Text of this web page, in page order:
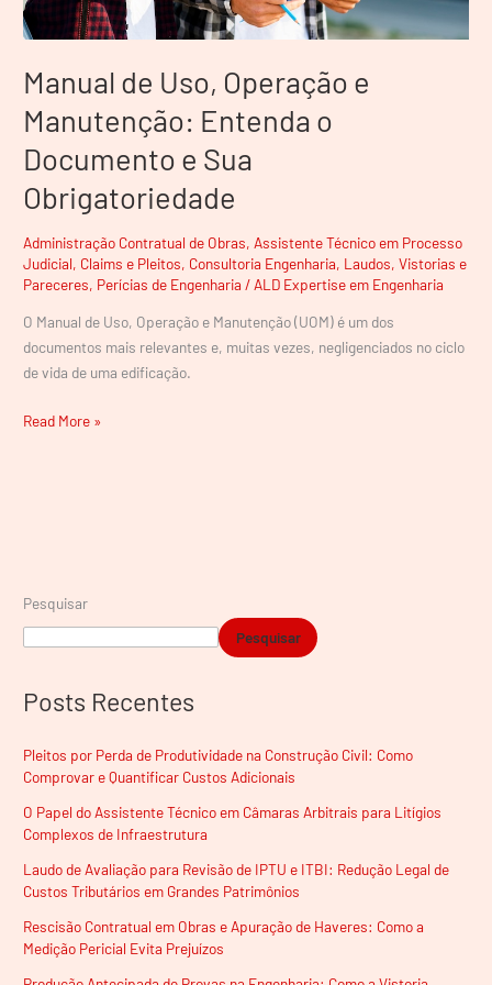
Manual de Uso, Operação e
Manutenção: Entenda o
Documento e Sua
Obrigatoriedade
Administração Contratual de Obras, Assistente Técnico em Processo
Judicial, Claims e Pleitos, Consultoria Engenharia, Laudos, Vistorias e
Pareceres, Perícias de Engenharia / ALD Expertise em Engenharia
O Manual de Uso, Operação e Manutenção (UOM) é um dos
documentos mais relevantes e, muitas vezes, negligenciados no ciclo
de vida de uma edificação.
Sua
Obrigatoriedade
Read More »
Pesquisar
Pesquisar
Posts Recentes
Pleitos por Perda de Produtividade na Construção Civil: Como
Comprovar e Quantificar Custos Adicionais
O Papel do Assistente Técnico em Câmaras Arbitrais para Litígios
Complexos de Infraestrutura
Laudo de Avaliação para Revisão de IPTU e ITBI: Redução Legal de
Custos Tributários em Grandes Patrimônios
Rescisão Contratual em Obras e Apuração de Haveres: Como a
Medição Pericial Evita Prejuízos